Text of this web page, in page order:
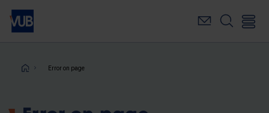
Skip
main
Breadcrumb
Error on page